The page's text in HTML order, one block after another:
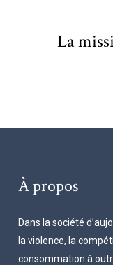
La
À propos
Dans la société
la violence, la
consommation à